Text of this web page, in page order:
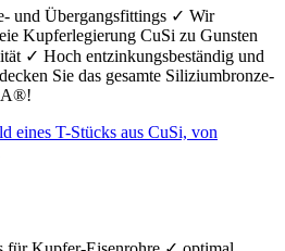
und Übergangsfittings ✓ Wir
Kupferlegierung CuSi zu Gunsten
✓ Hoch entzinkungsbeständig und
Sie das gesamte Siliziumbronze-